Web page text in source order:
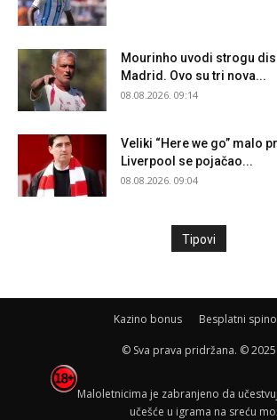
Mourinho uvodi strogu
Madrid. Ovo su tri nova...
08.08.2026. 09:14
Veliki “Here we go” malo
Liverpool se pojačao...
08.08.2026. 09:04
Tipovi
Kazino bonus Besplatni
© Sva prava pridržana. © 2025
Maloletnicima je zabranjeno da
učešće u igrama na sreću